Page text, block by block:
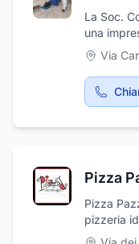
La Soc.
una
pulizie
Via
Pizza
Pizza
pizzeria
piatti